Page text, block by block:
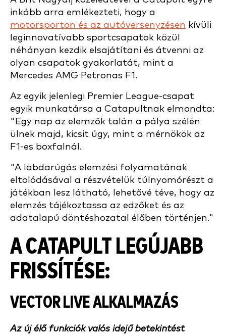
inkább arra emlékezteti, hogy a
motorsporton és az autóversenyzésen kívüli
leginnovatívabb sportcsapatok közül
néhányan kezdik elsajátítani és átvenni az
olyan csapatok gyakorlatát, mint a
Mercedes AMG Petronas F1.
Az egyik jelenlegi Premier League-csapat
egyik munkatársa a Catapultnak elmondta:
"Egy nap az elemzők talán a pálya szélén
ülnek majd, kicsit úgy, mint a mérnökök az
F1-es boxfalnál.
"A labdarúgás elemzési folyamatának
eltolódásával a részvételük túlnyomórészt a
játékban lesz látható, lehetővé téve, hogy az
elemzés tájékoztassa az edzőket és az
adatalapú döntéshozatal élőben történjen."
A CATAPULT LEGÚJABB
FRISSÍTÉSE:
VECTOR LIVE ALKALMAZÁS
Az új élő funkciók valós idejű betekintést